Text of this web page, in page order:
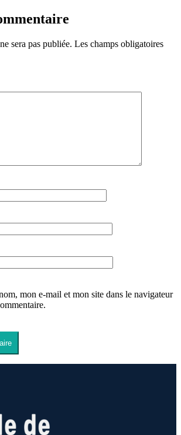
sera pas publiée. Les champs obligatoires
mon e-mail et mon site dans le navigateur